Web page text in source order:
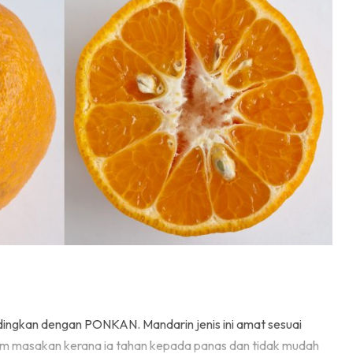
Beli Di Mana
Buat Sendiri
Ilham Impiana
Ilham Impiana 360
Ilham Impiana Inspirasi Selebriti
Impiana TV
Casa Impiana
Impiana MakeOver
Tip Lamandengan PONKAN. Mandarin jenis ini amat sesuai
masakan kerana ia tahan kepada panas dan tidak mudah